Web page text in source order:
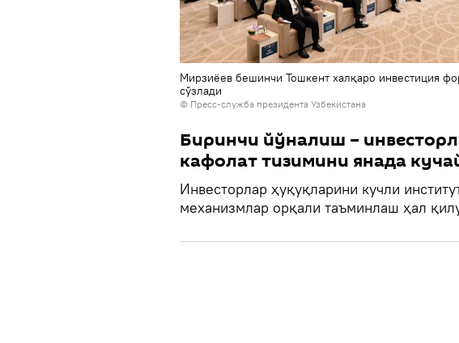
Мирзиёев бешинчи Тошкент халқаро инвестиция
сўзлади
© Пресс-служба президента Узбекистана
Биринчи йўналиш –
кафолат тизимини янада
Инвесторлар ҳуқуқларини кучли
механизмлар орқали таъминлаш ҳал